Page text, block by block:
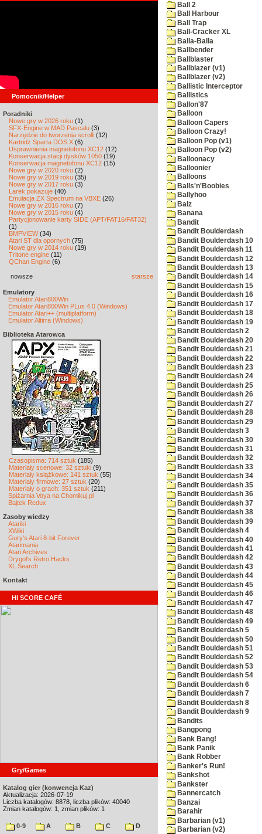
Pomocnik/Helper
Poradniki
Nowe gry w 2026 roku (1)
SFX-Engine w MAD Pascalu (3)
Narzędzie do tworzenia scrolli (12)
Kartridż Sparta DOS X (6)
Usprawnienia magnetofonu XC12 (12)
Konserwacja stacji dysków 1050 (19)
Konserwacja magnetofonu XC12 (15)
Nowe gry w 2020 roku (2)
Nowe gry w 2019 roku (35)
Nowe gry w 2017 roku (3)
Larek pokazuje (40)
Emulacja ZX Spectrum na VBXE (26)
Nowe gry w 2016 roku (7)
Nowe gry w 2015 roku (4)
Partycjonowanie karty SIDE (APT/FAT16/FAT32)
(1)
BMPVIEW(34)
Atari ST dla opornych (75)
Nowe gry w 2014 roku (19)
Tritone engine (11)
QChan Engine (6)
nowsze starsze
Emulatory
Emulator Atari800Win
Emulator Atari800Win PLus 4.0 (Windows)
Emulator Atari++ (multiplatform)
Emulator Altirra (Windows)
Biblioteka Atarowca
Czasopisma: 714 sztuk (185)
Materiały scenowe: 32 sztuki (9)
Materiały książkowe: 141 sztuk (55)
Materiały firmowe: 27 sztuk (20)
Materiały o grach: 351 sztuk (211)
Spiżarnia Voya na Chomikuj.pl
Bajtek Redux
Zasoby wiedzy
Atariki
XWiki
Gury's Atari 8-bit Forever
Atarimania
Atari Archives
Drygol's Retro Hacks
XL Search
Kontakt
HI SCORE CAFÉ
Gry/Games
Katalog gier (konwencja Kaz)
Aktualizacja: 2026-07-19
Liczba katalogów: 8878, liczba plików: 40040
Zmian katalogów: 1, zmian plików: 1
0-9 A B C
D
Ball 2
Ball Harbour
Ball Trap
Ball-Cracker XL
Balla-Balla
Ballbender
Ballblaster
Ballblazer (v1)
Ballblazer (v2)
Ballistic Interceptor
Ballistics
Ballon'87
Balloon
Balloon Capers
Balloon Crazy!
Balloon Pop (v1)
Balloon Pop (v2)
Balloonacy
Balloonier
Balloons
Balls'n'Boobies
Ballyhoo
Balz
Banana
Bandit
Bandit Boulderdash
Bandit Boulderdash 10
Bandit Boulderdash 11
Bandit Boulderdash 12
Bandit Boulderdash 13
Bandit Boulderdash 14
Bandit Boulderdash 15
Bandit Boulderdash 16
Bandit Boulderdash 17
Bandit Boulderdash 18
Bandit Boulderdash 19
Bandit Boulderdash 2
Bandit Boulderdash 20
Bandit Boulderdash 21
Bandit Boulderdash 22
Bandit Boulderdash 23
Bandit Boulderdash 24
Bandit Boulderdash 25
Bandit Boulderdash 26
Bandit Boulderdash 27
Bandit Boulderdash 28
Bandit Boulderdash 29
Bandit Boulderdash 3
Bandit Boulderdash 30
Bandit Boulderdash 31
Bandit Boulderdash 32
Bandit Boulderdash 33
Bandit Boulderdash 34
Bandit Boulderdash 35
Bandit Boulderdash 36
Bandit Boulderdash 37
Bandit Boulderdash 38
Bandit Boulderdash 39
Bandit Boulderdash 4
Bandit Boulderdash 40
Bandit Boulderdash 41
Bandit Boulderdash 42
Bandit Boulderdash 43
Bandit Boulderdash 44
Bandit Boulderdash 45
Bandit Boulderdash 46
Bandit Boulderdash 47
Bandit Boulderdash 48
Bandit Boulderdash 49
Bandit Boulderdash 5
Bandit Boulderdash 50
Bandit Boulderdash 51
Bandit Boulderdash 52
Bandit Boulderdash 53
Bandit Boulderdash 54
Bandit Boulderdash 6
Bandit Boulderdash 7
Bandit Boulderdash 8
Bandit Boulderdash 9
Bandits
Bangpong
Bank Bang!
Bank Panik
Bank Robber
Banker's Run!
Bankshot
Bankster
Bannercatch
Banzai
Barahir
Barbarian (v1)
Barbarian (v2)